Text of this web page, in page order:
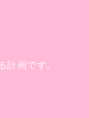
画です。